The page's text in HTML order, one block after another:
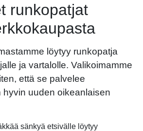
runkopatjat
löytyy runkopatja
ja vartalolle. Valikoimamme
että se palvelee
hyvin uuden oikeanlaisen
sänkyä etsivälle löytyy